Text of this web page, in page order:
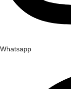
Whatsapp